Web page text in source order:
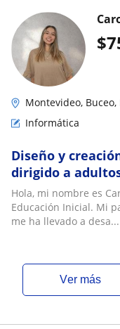
$
Montevideo,
Informática
Diseño y
dirigido a
Hola, mi nombre es
Educación Inicial. Mi
me ha llevado a desa...
ver más